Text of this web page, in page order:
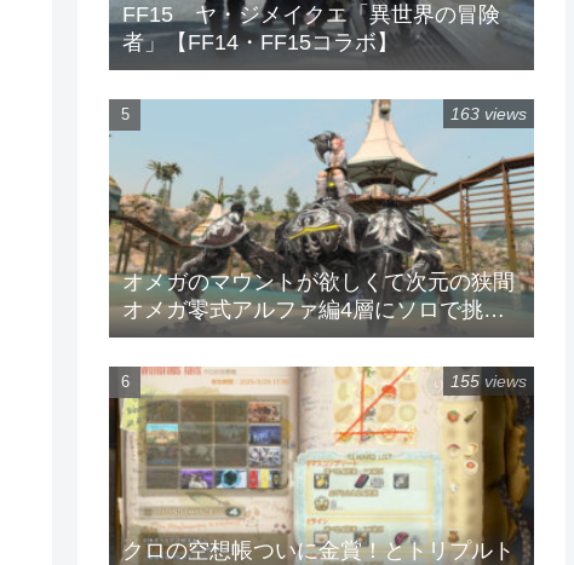
FF15 ヤ・ジメイクエ「異世界の冒険
者」【FF14・FF15コラボ】
オメガのマウントが欲しくて次元の狭間
オメガ零式アルファ編4層にソロで挑戦
してみた
163 views
クロの空想帳ついに金賞！とトリプルト
155 views